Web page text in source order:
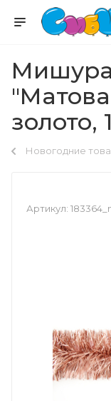
золото,
Новогодние
Артикул: